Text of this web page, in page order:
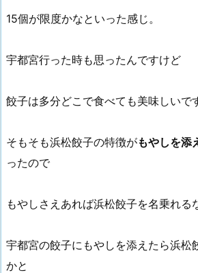
15個が限度かなといった感じ。
宇都宮行った時も思ったんですけど
餃子は多分どこで食べても美味しいで
そもそも浜松餃子の特徴がもやしを添
ったので
もやしさえあれば浜松餃子を名乗れる
宇都宮の餃子にもやしを添えたら浜松
かと